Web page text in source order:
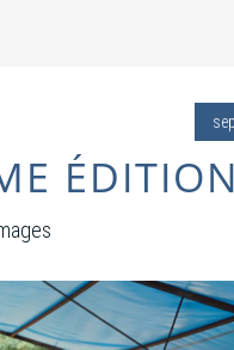
ÉDITION